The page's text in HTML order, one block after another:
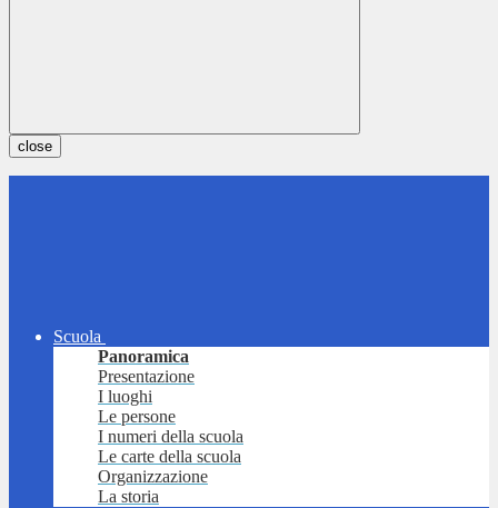
close
Scuola
Panoramica
Presentazione
I luoghi
Le persone
I numeri della scuola
Le carte della scuola
Organizzazione
La storia